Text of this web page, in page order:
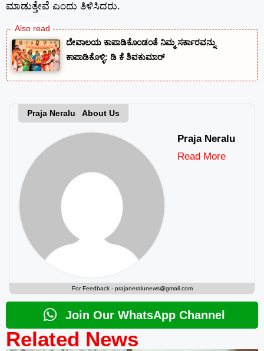
ಮಾಡುತ್ತೇವೆ ಎಂದು ತಿಳಿಸಿದರು.
ದೇವಾಲಯ ಕಾಪಾಡಿಕೊಂಡಂತೆ ನಿಮ್ಮ ಸರ್ಕಾರವನ್ನು
ಕಾಪಾಡಿಕೊಳ್ಳಿ: ಡಿ ಕೆ ಶಿವಕುಮಾರ್
Praja Neralu About Us
Praja Neralu
Read More
For Feedback - prajaneralunews@gmail.com
Join Our WhatsApp Channel
Related News